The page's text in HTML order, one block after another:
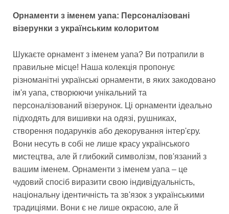
Орнаменти з іменем yana: Персоналізовані
візерунки з українським колоритом
Шукаєте орнамент з іменем yana? Ви потрапили в
правильне місце! Наша колекція пропонує
різноманітні українські орнаменти, в яких закодовано
ім'я yana, створюючи унікальний та
персоналізований візерунок. Ці орнаменти ідеально
підходять для вишивки на одязі, рушниках,
створення подарунків або декорування інтер'єру.
Вони несуть в собі не лише красу українського
мистецтва, але й глибокий символізм, пов'язаний з
вашим іменем. Орнаменти з іменем yana – це
чудовий спосіб виразити свою індивідуальність,
національну ідентичність та зв'язок з українськими
традиціями. Вони є не лише окрасою, але й